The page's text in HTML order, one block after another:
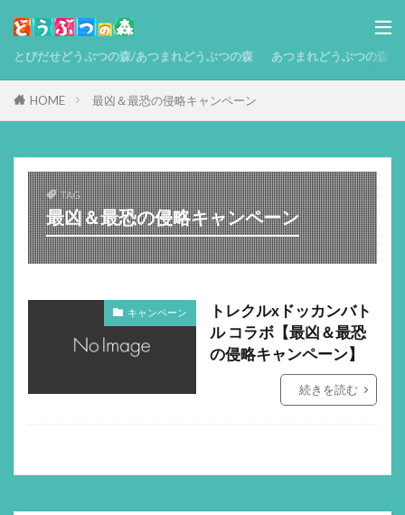
とびだせどうぶつの森/あつまれどうぶつの森 あつまれどうぶつの森
HOME 最凶＆最恐の侵略キャンペーン
TAG
最凶＆最恐の侵略キャンペーン
キャンペーン
トレクルxドッカンバト
ル コラボ【最凶＆最恐
の侵略キャンペーン】
続きを読む